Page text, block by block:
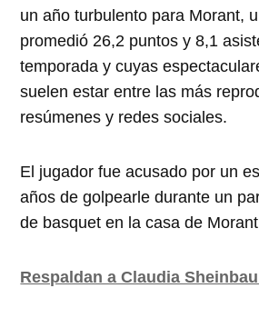
un año turbulento para Morant,
promedió 26,2 puntos y 8,1
temporada y cuyas
suelen estar entre las más
resúmenes y redes sociales.
El jugador fue acusado por un
años de golpearle durante un
de basquet en la casa de
Respaldan a Claudia